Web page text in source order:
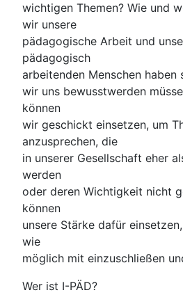
wichtigen Themen? Wie und
wir unsere
pädagogische Arbeit und
pädagogisch
arbeitenden Menschen haben
wir uns bewusstwerden
können
wir geschickt einsetzen, um
anzusprechen, die
in unserer Gesellschaft eher
werden
oder deren Wichtigkeit nicht
können
unsere Stärke dafür
wie
möglich mit einzuschließen
Wer ist I-PÄD?